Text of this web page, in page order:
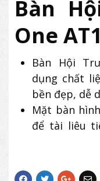
Bàn
One
Bàn Hội
dụng chất
bền đẹp, dễ
Mặt bàn
để tài liệu
sát đất trang
chân có các